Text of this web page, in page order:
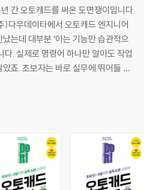
] 팔레트를 이용하자!
만든다!
구들!
리기
OK!
문 도면 그리기
’ 완성하기
간 오토캐드를 써온 도면쟁이입니다.
)다우데이타에서 오토캐드 엔지니어
는데 대부분 ‘아는 기능만 습관적으
다. 실제로 명령어 하나만 알아도 작업
죠. 초보자는 바로 실무에 뛰어들 수
자는 밤샘을 유발하는 문제점을 해
니다. 오토캐드의 기능을 사전처럼
오토캐